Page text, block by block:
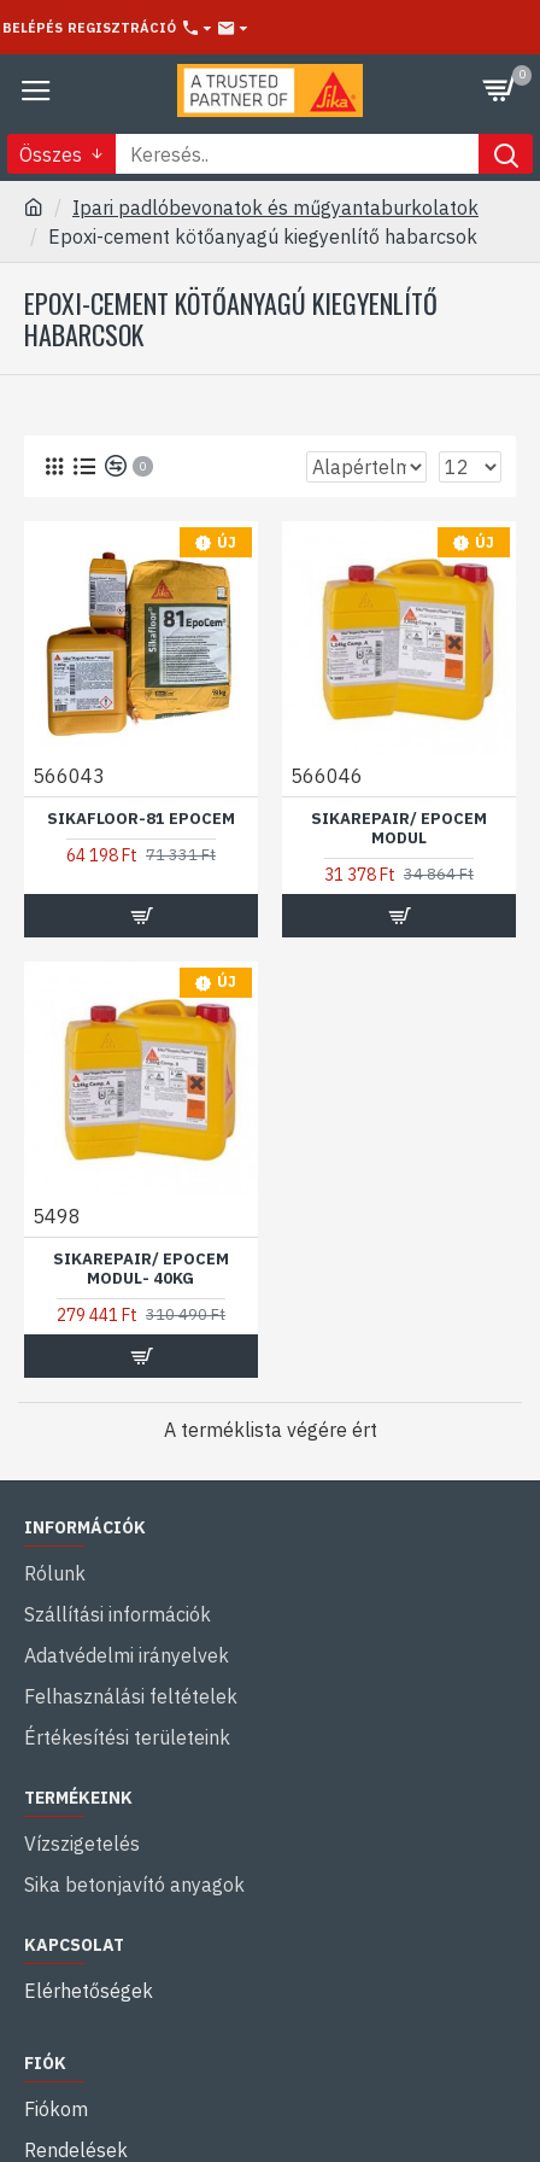
BELÉPÉS REGISZTRÁCIÓ
0
Összes
Ipari padlóbevonatok és műgyantaburkolatok
Epoxi-cement kötőanyagú kiegyenlítő habarcsok
EPOXI-CEMENT KÖTŐANYAGÚ KIEGYENLÍTŐ
HABARCSOK
0
ÚJ
566043
SIKAFLOOR-81 EPOCEM
64 198 Ft 71 331 Ft
ÚJ
566046
SIKAREPAIR/ EPOCEM
MODUL
31 378 Ft 34 864 Ft
ÚJ
5498
SIKAREPAIR/ EPOCEM
MODUL- 40KG
279 441 Ft 310 490 Ft
A terméklista végére ért
INFORMÁCIÓK
Rólunk
Szállítási információk
Adatvédelmi irányelvek
Felhasználási feltételek
Értékesítési területeink
TERMÉKEINK
Vízszigetelés
Sika betonjavító anyagok
KAPCSOLAT
Elérhetőségek
FIÓK
Fiókom
Rendelések